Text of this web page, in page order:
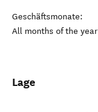
Geschäftsmonate:
All months of the year
Lage